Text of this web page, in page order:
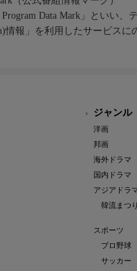
Data Mark」といい、
情報」を利用したサービス
ジャンル
洋画
邦画
海外ドラマ
国内ドラマ
アジアドラ
韓流まつり
スポーツ
プロ野球
サッカー